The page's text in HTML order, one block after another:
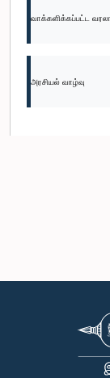
வாக்களிக்கப்பட்ட
அரசியல் வாழ்வு